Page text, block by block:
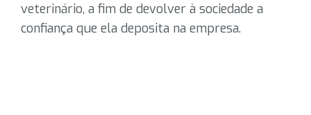
veterinário, a fim de devolver à sociedade a
confiança que ela deposita na empresa.